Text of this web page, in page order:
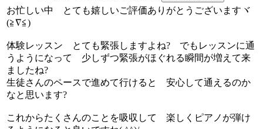
お忙しい中 とても嬉しいご評価ありがとうございますヾ
(≧∇≦)
体験レッスン とても緊張しますよね? でもレッスンに通
うようになって 少しずつ緊張がほぐれる瞬間が増えて来
ましたね?
生徒さんのペースで進めて行けると 安心して通えるのか
なと思います?
これからたくさんのことを吸収して 楽しくピアノが弾け